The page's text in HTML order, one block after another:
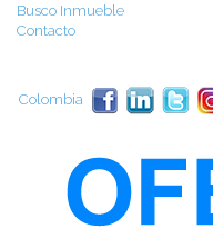
Busco Inmueble
Contacto
Colombia